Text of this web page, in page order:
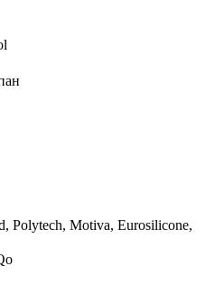
Polytech, Motiva, Eurosilicone,